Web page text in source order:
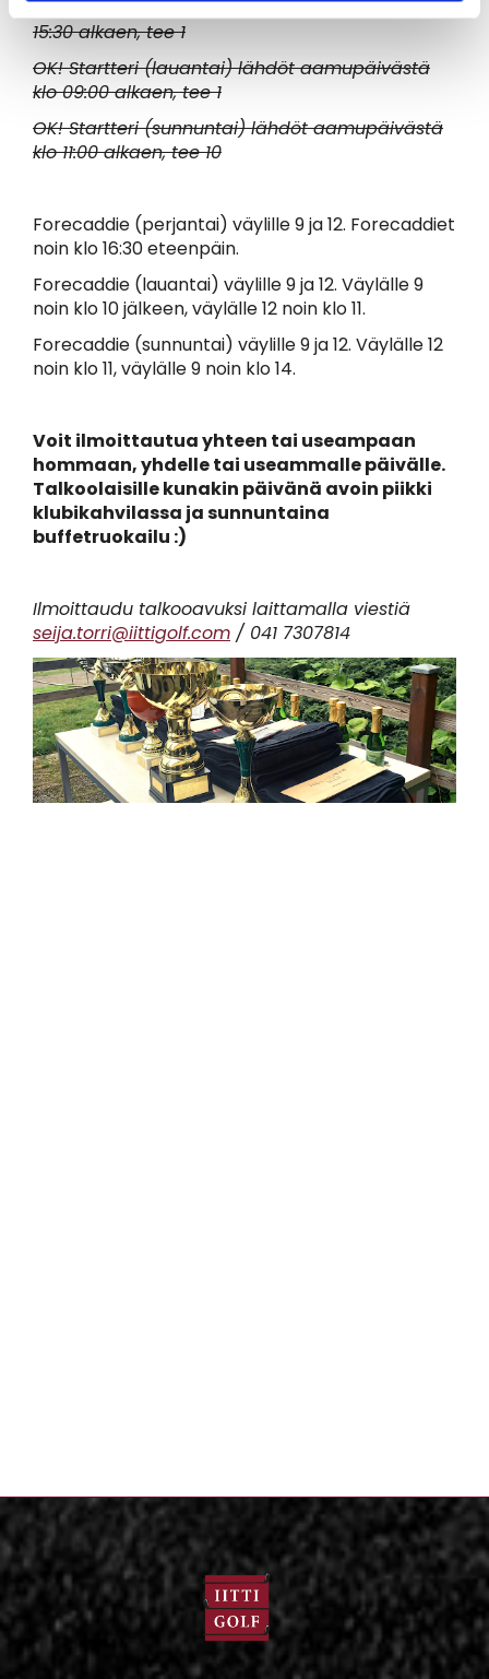
OK! Startteri (perjantai) lähdöt iltapäivästä klo
15:30 alkaen, tee 1
OK! Startteri (lauantai) lähdöt aamupäivästä
klo 09:00 alkaen, tee 1
OK! Startteri (sunnuntai) lähdöt aamupäivästä
klo 11:00 alkaen, tee 10
Forecaddie (perjantai) väylille 9 ja 12. Forecaddiet
noin klo 16:30 eteenpäin.
Forecaddie (lauantai) väylille 9 ja 12. Väylälle 9
noin klo 10 jälkeen, väylälle 12 noin klo 11.
Forecaddie (sunnuntai) väylille 9 ja 12. Väylälle 12
noin klo 11, väylälle 9 noin klo 14.
Voit ilmoittautua yhteen tai useampaan
hommaan, yhdelle tai useammalle päivälle.
Talkoolaisille kunakin päivänä avoin piikki
klubikahvilassa ja sunnuntaina
buffetruokailu :)
Ilmoittaudu talkooavuksi laittamalla viestiä
seija.torri@iittigolf.com / 041 7307814